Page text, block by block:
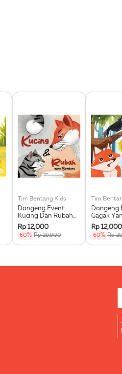
Tim Bentang Kids
Dongeng Event:
Kucing Dan Rubah
Yang Sombong
(Buku Event)
Rp 12,000
60% Rp 29,900
Tim
Dongeng
Gagak
Dipuji
Rp 12,000
60% Rp